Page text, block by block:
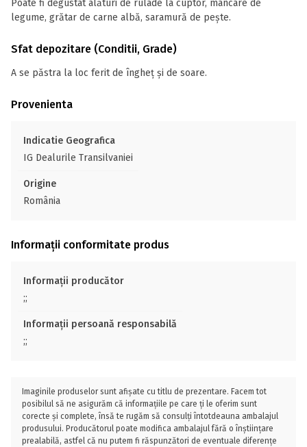
Poate fi degustat alături de rulade la cuptor, mâncare de
legume, grătar de carne albă, saramură de pește.
Sfat depozitare (Conditii, Grade)
A se păstra la loc ferit de îngheț și de soare.
Provenienta
Indicatie Geografica
IG Dealurile Transilvaniei
Origine
România
Informații conformitate produs
Informații producător
;;
Informații persoană responsabilă
;;
Imaginile produselor sunt afișate cu titlu de prezentare. Facem tot
posibilul să ne asigurăm că informațiile pe care ți le oferim sunt
corecte și complete, însă te rugăm să consulți întotdeauna ambalajul
produsului. Producătorul poate modifica ambalajul fără o înștiințare
prealabilă, astfel că nu putem fi răspunzători de eventuale diferențe